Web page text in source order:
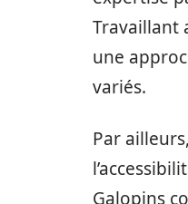
Travaillant
une
variés.
Par ailleurs,
Galopins